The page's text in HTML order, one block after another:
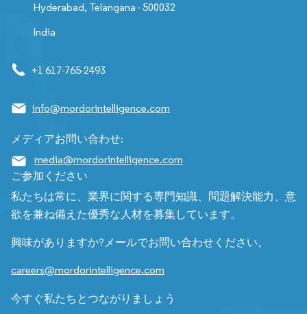
Hyderabad, Telangana - 500032
India
+1 617-765-2493
info@mordorintelligence.com
メディアお問い合わせ:
media@mordorintelligence.com
ご参加ください
私たちは常に、業界に関する専門知識、問題解決能力、意
欲を兼ね備えた優秀な人材を募集しています。
興味がありますか?メールでお問い合わせください。
careers@mordorintelligence.com
今すぐ私たちとつながりましょう